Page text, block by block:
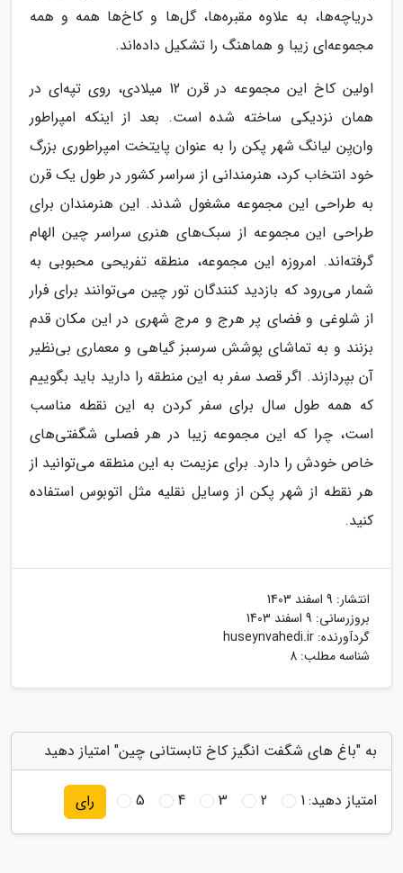
دریاچه‌ها، به علاوه مقبره‌ها، گل‌ها و کاخ‌ها همه و همه
مجموعه‌ای زیبا و هماهنگ را تشکیل داده‌اند.
اولین کاخ این مجموعه در قرن 12 میلادی، روی تپه‌ای در
همان نزدیکی ساخته شده است. بعد از اینکه امپراطور
وان‌یِن لیانگ شهر پکن را به عنوان پایتخت امپراطوری بزرگ
خود انتخاب کرد، هنرمندانی از سراسر کشور در طول یک قرن
به طراحی این مجموعه مشغول شدند. این هنرمندان برای
طراحی این مجموعه از سبک‌های هنری سراسر چین الهام
گرفته‌اند. امروزه این مجموعه، منطقه تفریحی محبوبی به
شمار می‌رود که بازدید کنندگان تور چین می‌توانند برای فرار
از شلوغی و فضای پر هرج و مرج شهری در این مکان قدم
بزنند و به تماشای پوشش سرسبز گیاهی و معماری بی‌نظیر
آن بپردازند. اگر قصد سفر به این منطقه را دارید باید بگوییم
که همه طول سال برای سفر کردن به این نقطه مناسب
است، چرا که این مجموعه زیبا در هر فصلی شگفتی‌های
خاص خودش را دارد. برای عزیمت به این منطقه می‌توانید از
هر نقطه از شهر پکن از وسایل نقلیه مثل اتوبوس استفاده
کنید.
انتشار: 9 اسفند 1403
بروزرسانی: 9 اسفند 1403
گردآورنده: huseynvahedi.ir
شناسه مطلب: 8
به "باغ های شگفت انگیز کاخ تابستانی چین" امتیاز دهید
امتیاز دهید:1
2
3
4
5 رای